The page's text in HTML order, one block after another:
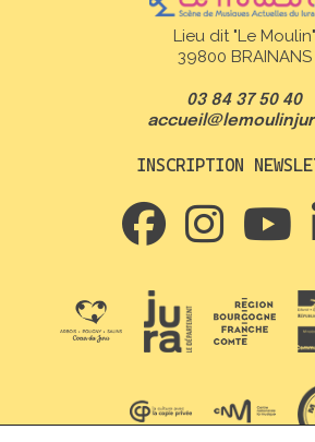
Lieu dit "Le Moulin"
39800 BRAINANS
03 84 37 50 40
INSCRIPTION